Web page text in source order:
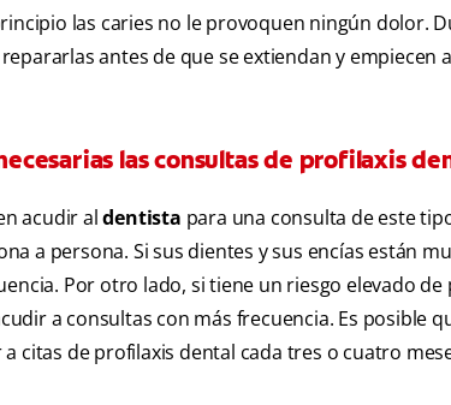
las caries no le provoquen ningún dolor.
antes de que se extiendan y empiecen
las consultas de profilaxis
acudir aldentista para una consulta de este
a persona. Si sus dientes y sus encías están
Por otro lado, si tiene un riesgo elevado
a consultas con más frecuencia. Es posible
citas de profilaxis dental cada tres o cuatro